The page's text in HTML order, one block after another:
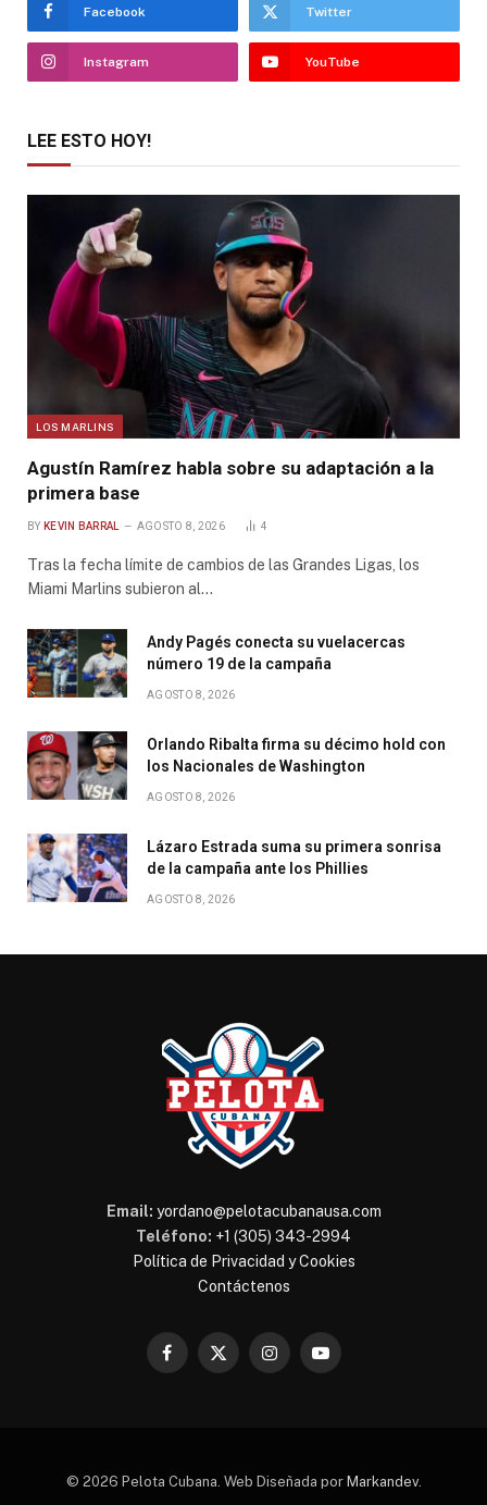
Facebook Twitter
Instagram YouTube
LEE ESTO HOY!
LOS MARLINS
Agustín Ramírez habla sobre su adaptación a la
primera base
BY KEVIN BARRAL AGOSTO 8, 2026 4
Tras la fecha límite de cambios de las Grandes Ligas, los
Miami Marlins subieron al…
Andy Pagés conecta su vuelacercas
número 19 de la campaña
AGOSTO 8, 2026
Orlando Ribalta firma su décimo hold con
los Nacionales de Washington
AGOSTO 8, 2026
Lázaro Estrada suma su primera sonrisa
de la campaña ante los Phillies
AGOSTO 8, 2026
Email: yordano@pelotacubanausa.com
Teléfono: +1 (305) 343-2994
Política de Privacidad y Cookies
Contáctenos
Facebook
X
InstagramYouTube
© 2026 Pelota Cubana. Web Diseñada por Markandev.